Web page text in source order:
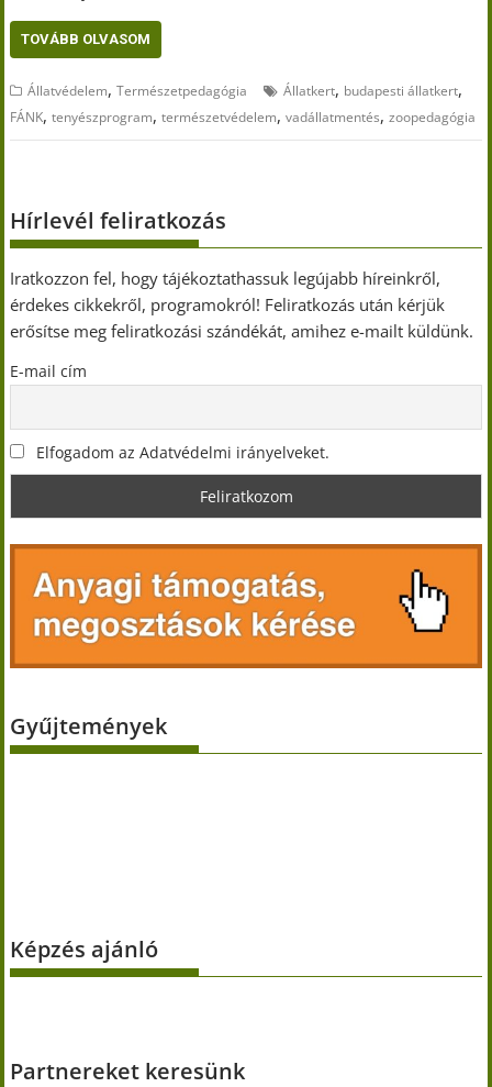
TOVÁBB OLVASOM
Állatvédelem,Természetpedagógia Állatkert, budapesti állatkert,
FÁNK,tenyészprogram,természetvédelem,vadállatmentés,zoopedagógia
Hírlevél feliratkozás
Iratkozzon fel, hogy tájékoztathassuk legújabb híreinkről,
érdekes cikkekről, programokról! Feliratkozás után kérjük
erősítse meg feliratkozási szándékát, amihez e-mailt küldünk.
E-mail cím
Elfogadom az Adatvédelmi irányelveket.
Gyűjtemények
Képzés ajánló
Partnereket keresünk